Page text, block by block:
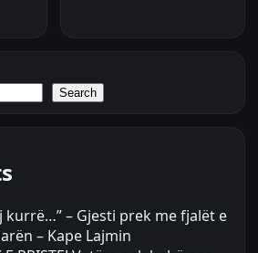
Search
kurrë…” – Gjesti prek me fjalët e
– Kape Lajmin